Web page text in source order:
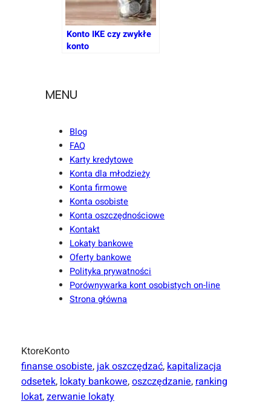
Konto IKE czy zwykłe
konto
trzydziestką
MENU
Blog
FAQ
Karty kredytowe
Konta dla młodzieży
Konta firmowe
Konta osobiste
Konta oszczędnościowe
Kontakt
Lokaty bankowe
Oferty bankowe
Polityka prywatności
Porównywarka kont osobistych on-line
Strona główna
KtoreKonto
finanse osobiste, jak oszczędzać, kapitalizacja
odsetek, lokaty bankowe, oszczędzanie, ranking
lokat, zerwanie lokaty